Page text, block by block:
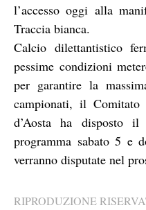
l’accesso oggi alla
Traccia bianca.
Calcio dilettantistico
pessime condizioni
per garantire la
campionati, il Comitato
d’Aosta ha
programma sabato 5 e
verranno disputate nel
RIPRODUZIONE